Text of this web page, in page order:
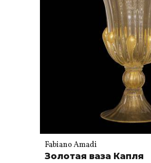
Fabiano Amadi
Золотая ваза Капля